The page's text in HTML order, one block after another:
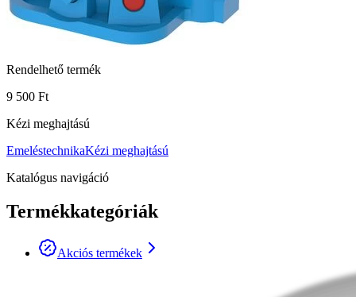
Rendelhető termék
9 500 Ft
Kézi meghajtású
EmeléstechnikaKézi meghajtású
Katalógus navigáció
Termékkategóriák
Akciós termékek